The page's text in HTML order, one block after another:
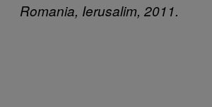
Romania, Ierusalim, 2011.